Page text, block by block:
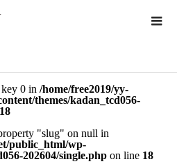
0 in /home/free2019/yy-
themes/kadan_tcd056-
18
"slug" on null in
public_html/wp-
202604/single.php on line 18